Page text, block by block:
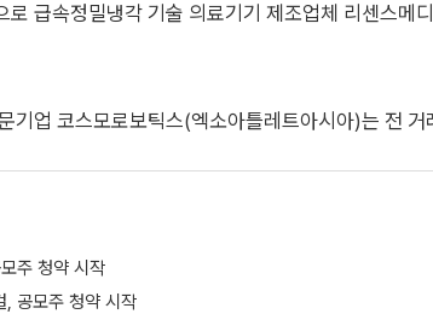
로 급속정밀냉각 기술 의료기기 제조업체 리센스
기업 코스모로보틱스(엑소아틀레트아시아)는 전
주 청약 시작
, 공모주 청약 시작